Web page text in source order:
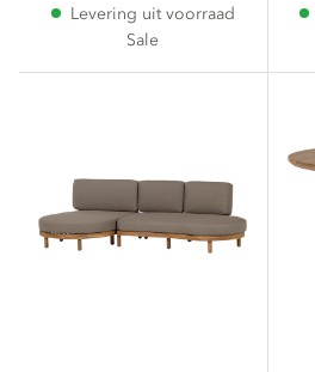
WOOOD
Levering uit voorraad
Sale